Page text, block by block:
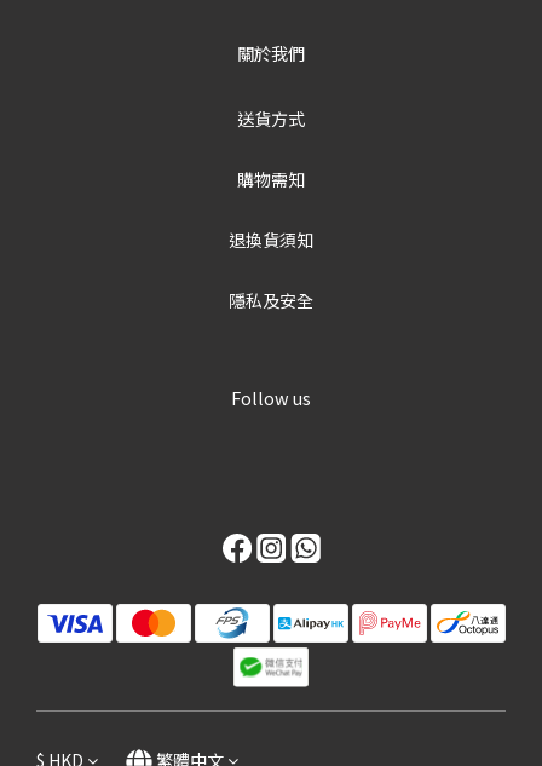
關於我們
送貨方式
購物需知
退換貨須知
隱私及安全
Follow us
$ HKD 繁體中文